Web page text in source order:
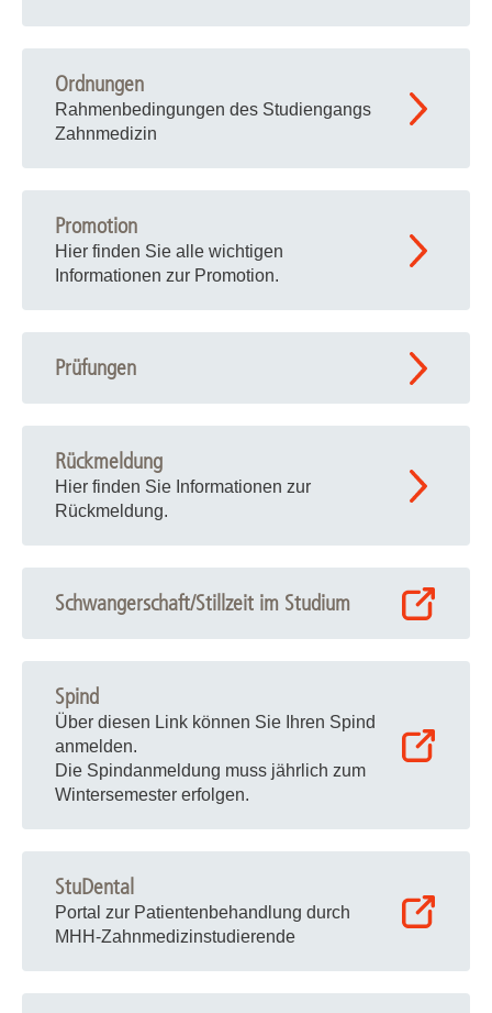
Ordnungen
Rahmenbedingungen des Studiengangs
Zahnmedizin
Promotion
Hier finden Sie alle wichtigen
Informationen zur Promotion.
Prüfungen
Rückmeldung
Hier finden Sie Informationen zur
Rückmeldung.
Schwangerschaft/Stillzeit im Studium
Spind
Über diesen Link können Sie Ihren Spind
anmelden.
Die Spindanmeldung muss jährlich zum
Wintersemester erfolgen.
StuDental
Portal zur Patientenbehandlung durch
MHH-Zahnmedizinstudierende